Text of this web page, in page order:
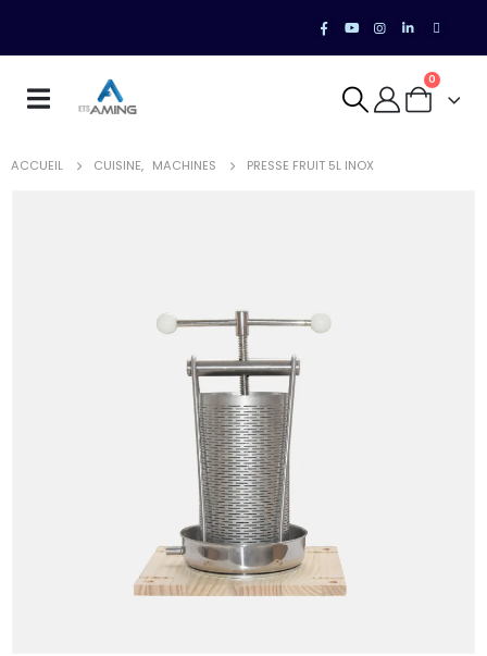
0
ACCUEIL CUISINE, MACHINES PRESSE FRUIT 5L INOX